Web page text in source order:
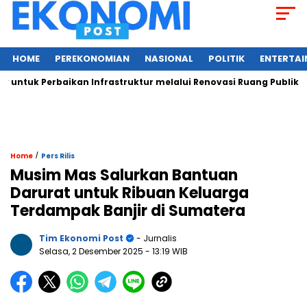
HOME PEREKONOMIAN NASIONAL POLITIK
Perbaikan Infrastruktur melalui Renovasi Ruang Publik
Home / Pers Rilis
Musim Mas Salurkan Bantuan
Darurat untuk Ribuan Keluarga
Terdampak Banjir di Sumatera
Tim Ekonomi Post
- Jurnalis
Selasa, 2 Desember 2025 - 13:19 WIB